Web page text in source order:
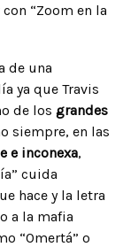
“Zoom en la
de una
ya que Travis
de los grandes
siempre, en las
e inconexa,
cuida
hace y la letra
a la mafia
“Omertá” o